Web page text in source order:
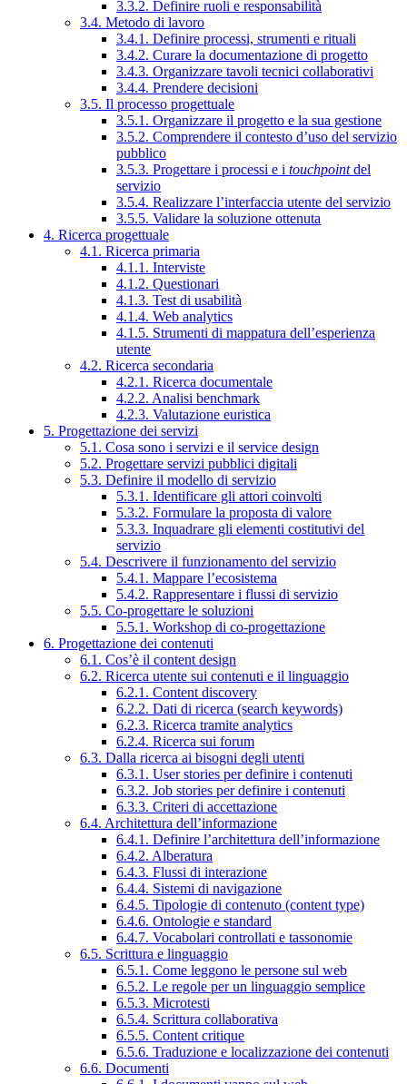
3.3.2. Definire ruoli e responsabilità
3.4. Metodo di lavoro
3.4.1. Definire processi, strumenti e rituali
3.4.2. Curare la documentazione di progetto
3.4.3. Organizzare tavoli tecnici collaborativi
3.4.4. Prendere decisioni
3.5. Il processo progettuale
3.5.1. Organizzare il progetto e la sua gestione
3.5.2. Comprendere il contesto d’uso del servizio
pubblico
3.5.3. Progettare i processi e i touchpointdel
servizio
3.5.4. Realizzare l’interfaccia utente del servizio
3.5.5. Validare la soluzione ottenuta
4. Ricerca progettuale
4.1. Ricerca primaria
4.1.1. Interviste
4.1.2. Questionari
4.1.3. Test di usabilità
4.1.4. Web analytics
4.1.5. Strumenti di mappatura dell’esperienza
utente
4.2. Ricerca secondaria
4.2.1. Ricerca documentale
4.2.2. Analisi benchmark
4.2.3. Valutazione euristica
5. Progettazione dei servizi
5.1. Cosa sono i servizi e il service design
5.2. Progettare servizi pubblici digitali
5.3. Definire il modello di servizio
5.3.1. Identificare gli attori coinvolti
5.3.2. Formulare la proposta di valore
5.3.3. Inquadrare gli elementi costitutivi del
servizio
5.4. Descrivere il funzionamento del servizio
5.4.1. Mappare l’ecosistema
5.4.2. Rappresentare i flussi di servizio
5.5. Co-progettare le soluzioni
5.5.1. Workshop di co-progettazione
6. Progettazione dei contenuti
6.1. Cos’è il content design
6.2. Ricerca utente sui contenuti e il linguaggio
6.2.1. Content discovery
6.2.2. Dati di ricerca (search keywords)
6.2.3. Ricerca tramite analytics
6.2.4. Ricerca sui forum
6.3. Dalla ricerca ai bisogni degli utenti
6.3.1. User stories per definire i contenuti
6.3.2. Job stories per definire i contenuti
6.3.3. Criteri di accettazione
6.4. Architettura dell’informazione
6.4.1. Definire l’architettura dell’informazione
6.4.2. Alberatura
6.4.3. Flussi di interazione
6.4.4. Sistemi di navigazione
6.4.5. Tipologie di contenuto (content type)
6.4.6. Ontologie e standard
6.4.7. Vocabolari controllati e tassonomie
6.5. Scrittura e linguaggio
6.5.1. Come leggono le persone sul web
6.5.2. Le regole per un linguaggio semplice
6.5.3. Microtesti
6.5.4. Scrittura collaborativa
6.5.5. Content critique
6.5.6. Traduzione e localizzazione dei contenuti
6.6. Documenti